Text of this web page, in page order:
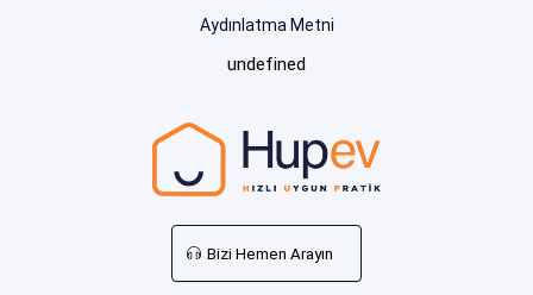
Bizi Hemen Arayın
Aydınlatma Metni
undefined